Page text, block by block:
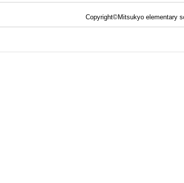
Copyright©Mitsukyo elementary